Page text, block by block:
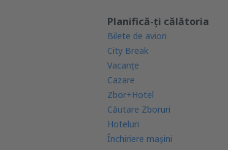
Planifică-ți călătoria
Bilete de avion
City Break
Vacanţe
Cazare
Zbor+Hotel
Căutare Zboruri
Hoteluri
Închiriere mașini